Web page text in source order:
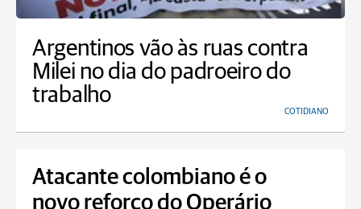
Argentinos vão às ruas contra
Milei no dia do padroeiro do
trabalho
COTIDIANO
Atacante colombiano é o
novo reforço do Operário